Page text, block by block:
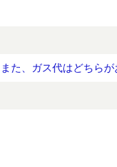
た、ガス代はどちらが